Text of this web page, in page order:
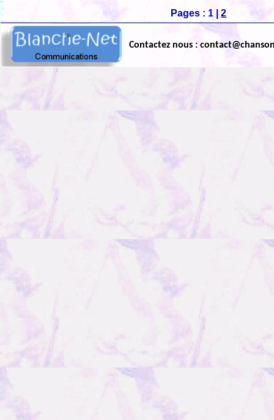
Pages : 1 |2
Contactez nous :